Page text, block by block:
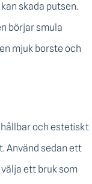
skada putsen.
börjar smula
mjuk borste och
och estetiskt
Använd sedan ett
ett bruk som